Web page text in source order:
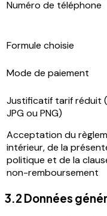
Numéro de téléphone
Formule choisie
Mode de paiement
Justificatif tarif réduit
JPG ou PNG)
Acceptation du
intérieur, de la
politique et de la
non-remboursement
3.2 Données